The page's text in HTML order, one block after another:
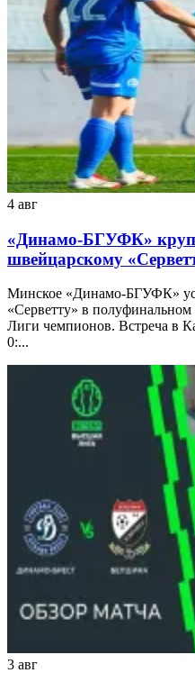
4 авг
«Динамо-БГУФК»
швейцарскому
Минское «Динамо-БГУФК»
«Серветту» в
Лиги чемпионов. Встреча в
0:...
3 авг